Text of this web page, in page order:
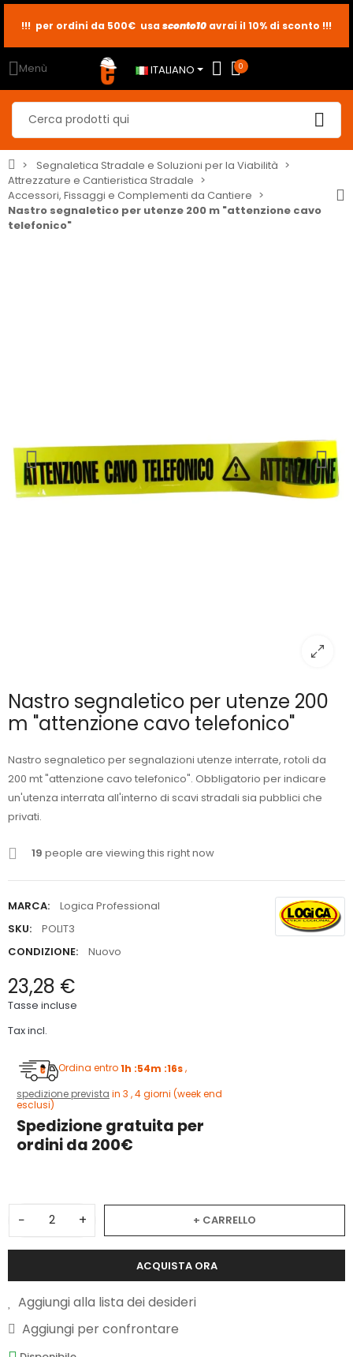
sconto2
sconto5
!!! per ordini da 500€ usa sconto10 avrai il 10% di sconto !!!
Menù ITALIANO 0
Segnaletica Stradale e Soluzioni per la Viabilità
Attrezzature e Cantieristica Stradale
Accessori, Fissaggi e Complementi da Cantiere
Nastro segnaletico per utenze 200 m "attenzione cavo
telefonico"
Nastro segnaletico per utenze 200
m "attenzione cavo telefonico"
Nastro segnaletico per segnalazioni utenze interrate, rotoli da
200 mt "attenzione cavo telefonico". Obbligatorio per indicare
un'utenza interrata all'interno di scavi stradali sia pubblici che
privati.
19 people are viewing this right now
MARCA:
Logica Professional
SKU:
POLIT3
CONDIZIONE:
Nuovo
23,28 €
Tasse incluse
Tax incl.
Ordina entro1h :54m :15s,
spedizione prevista in 3 , 4 giorni (week end
esclusi)
Spedizione gratuita per
ordini da 200€
− + + CARRELLO
ACQUISTA ORA
Aggiungi alla lista dei desideri
Aggiungi per confrontare